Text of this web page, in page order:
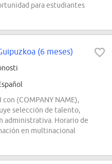
para estudiantes
(6 meses)
con (COMPANY NAME),
selección de talento,
administrativa. Horario de
en multinacional